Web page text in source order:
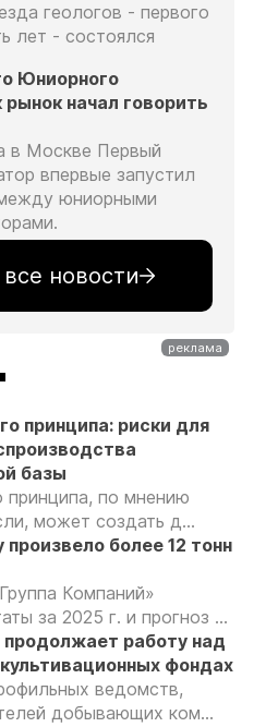
в
05.08.26
Кассация
оставила в
силе
по делу о
незаконной
добыче 43
кг золота и
серебра на
05.08.26
Эксперты
изменить
подходы к
регулированию
россыпной
золотодобычи
реформы
в
Российская
отраслевая
энергетическая
конференция
2026
Подробнее
геологов - первого
лет - состоялся
Юниорного
начал говорить
в Москве Первый
впервые запустил
юниорными
новости
принципа: риски для
базы
принципа, по мнению
может создать д...
более 12 тонн
Компаний»
за 2025 г. и прогноз ...
продолжает работу над
фондах
ведомств,
добывающих ком...